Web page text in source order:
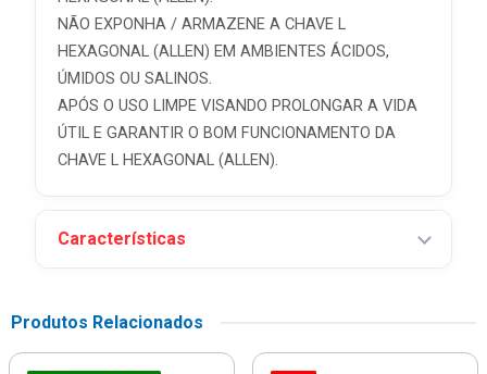
NÃO EXPONHA / ARMAZENE A CHAVE L
HEXAGONAL (ALLEN) EM AMBIENTES ÁCIDOS,
ÚMIDOS OU SALINOS.
APÓS O USO LIMPE VISANDO PROLONGAR A VIDA
ÚTIL E GARANTIR O BOM FUNCIONAMENTO DA
CHAVE L HEXAGONAL (ALLEN).
Características
Produtos Relacionados